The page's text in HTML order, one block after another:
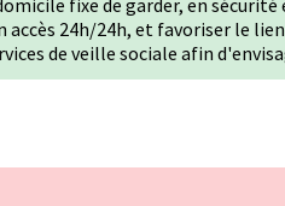
fixe de garder, en
accès 24h/24h, et favoriser le
de veille sociale afin